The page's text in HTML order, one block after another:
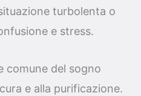
turbolenta o
e stress.
comune del sogno
e alla purificazione.